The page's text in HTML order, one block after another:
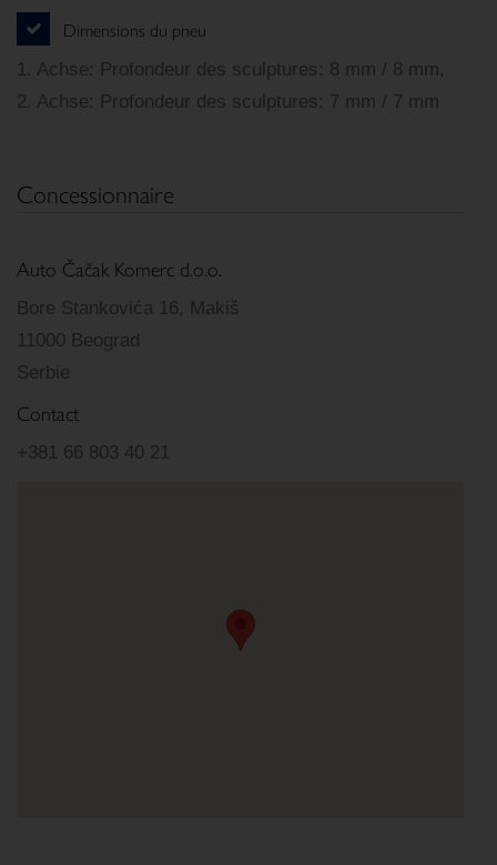
Dimensions du pneu
1. Achse: Profondeur des sculptures: 8 mm / 8 mm,
2. Achse: Profondeur des sculptures: 7 mm / 7 mm
Concessionnaire
Auto Čačak Komerc d.o.o.
Bore Stankovića 16, Makiš
11000 Beograd
Serbie
Contact
+381 66 803 40 21